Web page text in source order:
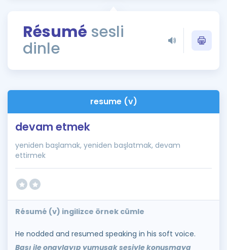
Rehberlik Aracı
ÖSYM Sınav Takvimi
İngilizce Gramer
Résumé sesli
dinle
resume (v)
devam etmek
yeniden başlamak, yeniden başlatmak, devam
ettirmek
Résumé (v) ingilizce örnek cümle
He nodded and resumed speaking in his soft voice.
Başı ile onaylayıp yumuşak sesiyle konuşmaya